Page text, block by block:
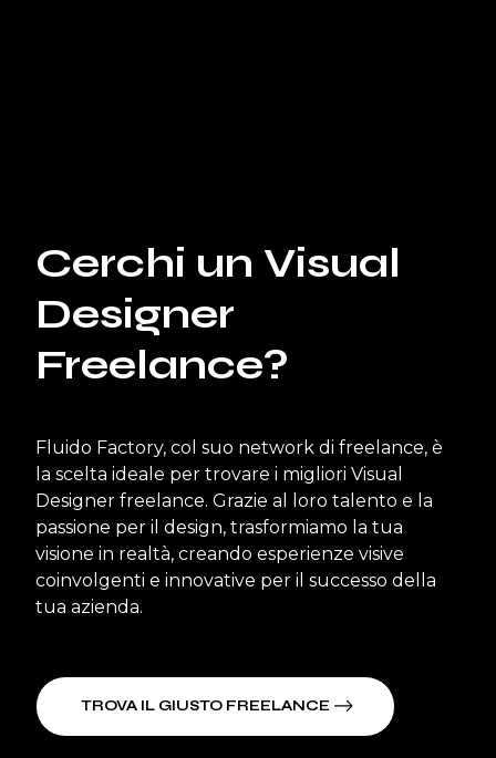
Cerchi un Visual
Designer
Freelance?
Fluido Factory, col suo network di freelance, è
la scelta ideale per trovare i migliori Visual
Designer freelance. Grazie al loro talento e la
passione per il design, trasformiamo la tua
visione in realtà, creando esperienze visive
coinvolgenti e innovative per il successo della
tua azienda.
TROVA IL GIUSTO FREELANCE